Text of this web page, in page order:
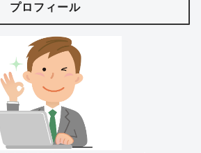
プロフィール